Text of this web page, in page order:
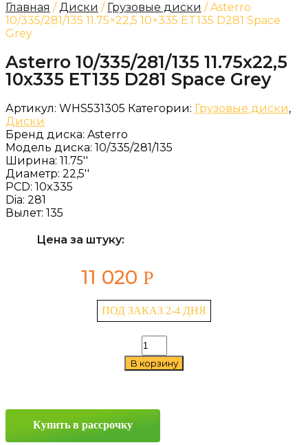
Главная /Диски / Грузовые диски / Asterro
10/335/281/135 11.75×22,5 10×335 ET135 D281 Space
Grey
Asterro 10/335/281/135 11.75x22,5
10x335 ET135 D281 Space Grey
Артикул: WHS531305 Категории: Грузовые диски,
Диски
Бренд диска: Asterro
Модель диска: 10/335/281/135
Ширина: 11.75''
Диаметр: 22,5''
PCD: 10x335
Dia: 281
Вылет: 135
Цена за штуку:
11 020 Р
ПОД ЗАКАЗ 2-4 ДНЯ
Количество
товара
Asterro
ET135
Space
В корзину
Купить в рассрочку